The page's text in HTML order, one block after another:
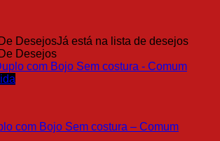
DesejosJá está na lista de desejos
Desejos
com Bojo Sem costura – Comum